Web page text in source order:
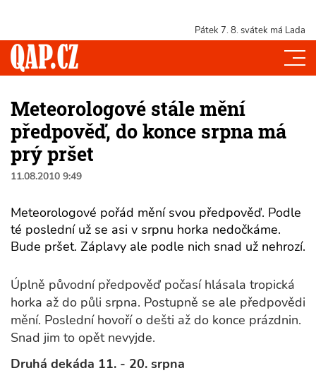
Pátek 7. 8. svátek má Lada
Meteorologové stále mění
předpověď, do konce srpna má
prý pršet
11.08.2010 9:49
Meteorologové pořád mění svou předpověď. Podle
té poslední už se asi v srpnu horka nedočkáme.
Bude pršet. Záplavy ale podle nich snad už nehrozí.
Úplně původní předpověď počasí hlásala tropická
horka až do půli srpna. Postupně se ale předpovědi
mění. Poslední hovoří o dešti až do konce prázdnin.
Snad jim to opět nevyjde.
Druhá dekáda 11. - 20. srpna